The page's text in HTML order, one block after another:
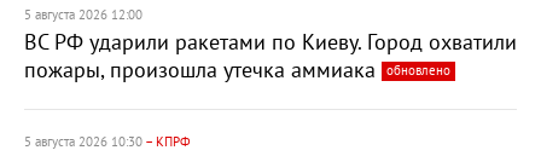
5 августа 2026 12:00
ВС РФ ударили ракетами по Киеву. Город охватили
пожары, произошла утечка аммиака
обновлено
5 августа 2026 10:30 – КПРФ